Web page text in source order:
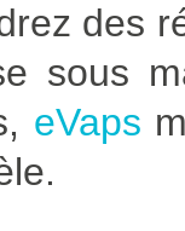
des
sous
eVaps